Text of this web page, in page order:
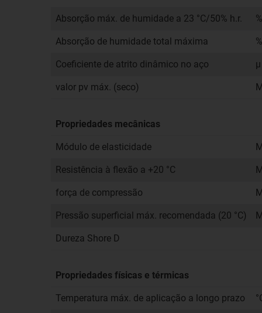
Absorção máx. de humidade a 23 °C/50% h.r.
Absorção de humidade total máxima
Coeficiente de atrito dinâmico no aço µ
valor pv máx. (seco)
Propriedades mecânicas
Módulo de elasticidade
Resistência à flexão a +20 °C
força de compressão
Pressão superficial máx. recomendada (20 °C)
Dureza Shore D
Propriedades físicas e térmicas
Temperatura máx. de aplicação a longo prazo